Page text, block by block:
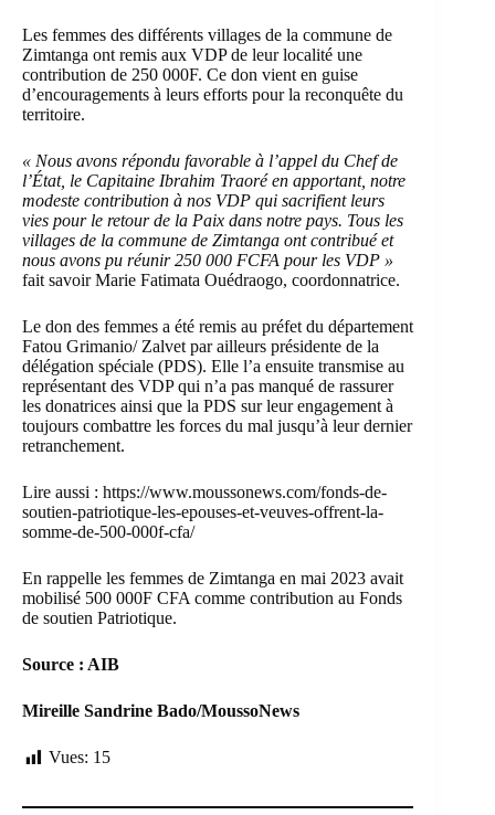
Les femmes des différents villages de la commune de
Zimtanga ont remis aux VDP de leur localité une
contribution de 250 000F. Ce don vient en guise
d’encouragements à leurs efforts pour la reconquête du
territoire.
« Nous avons répondu favorable à l’appel du Chef de
l’État, le Capitaine Ibrahim Traoré en apportant, notre
modeste contribution à nos VDP qui sacrifient leurs
vies pour le retour de la Paix dans notre pays. Tous les
villages de la commune de Zimtanga ont contribué et
nous avons pu réunir 250 000 FCFA pour les VDP »
fait savoir Marie Fatimata Ouédraogo, coordonnatrice.
Le don des femmes a été remis au préfet du département
Fatou Grimanio/ Zalvet par ailleurs présidente de la
délégation spéciale (PDS). Elle l’a ensuite transmise au
représentant des VDP qui n’a pas manqué de rassurer
les donatrices ainsi que la PDS sur leur engagement à
toujours combattre les forces du mal jusqu’à leur dernier
retranchement.
Lire aussi : https://www.moussonews.com/fonds-de-
soutien-patriotique-les-epouses-et-veuves-offrent-la-
somme-de-500-000f-cfa/
En rappelle les femmes de Zimtanga en mai 2023 avait
mobilisé 500 000F CFA comme contribution au Fonds
de soutien Patriotique.
Source : AIB
Mireille Sandrine Bado/MoussoNews
Vues: 15